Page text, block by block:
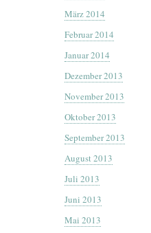
März 2014
Februar 2014
Januar 2014
Dezember 2013
November 2013
Oktober 2013
September 2013
August 2013
Juli 2013
Juni 2013
Mai 2013